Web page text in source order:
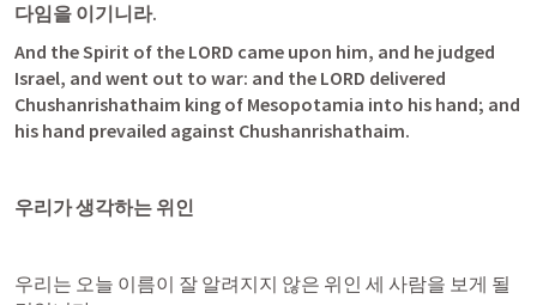
다임을 이기니라.
And the Spirit of the LORD came upon him, and he judged
Israel, and went out to war: and the LORD delivered
Chushanrishathaim king of Mesopotamia into his hand; and
his hand prevailed against Chushanrishathaim.
우리가 생각하는 위인
우리는 오늘 이름이 잘 알려지지 않은 위인 세 사람을 보게 될